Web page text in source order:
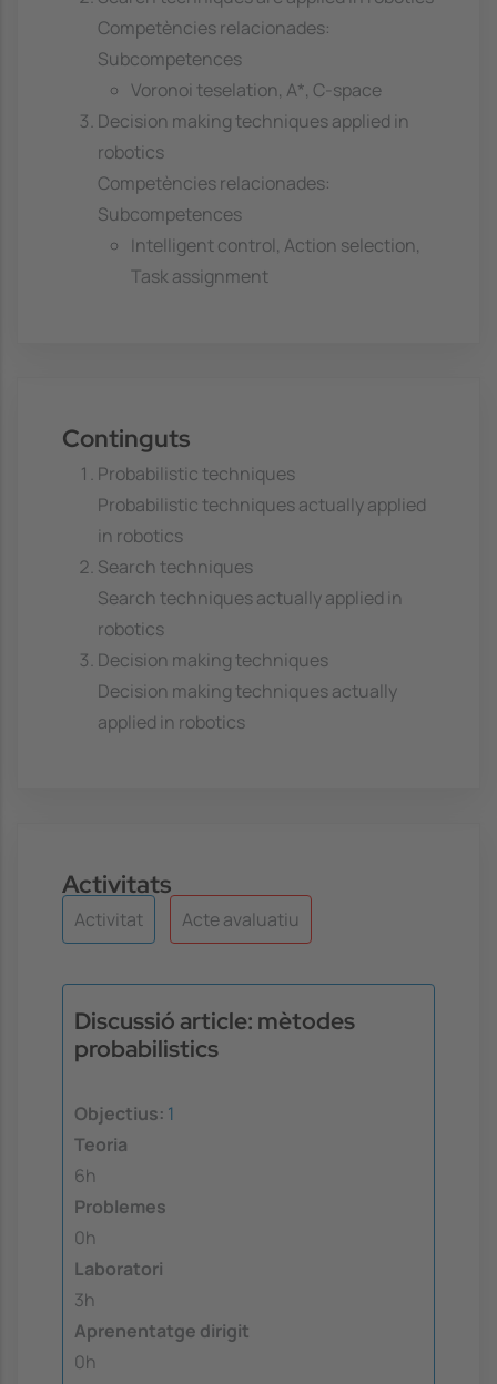
Competències relacionades:
Subcompetences
Voronoi teselation, A*, C-space
Decision making techniques applied in
robotics
Competències relacionades:
Subcompetences
Intelligent control, Action selection,
Task assignment
Continguts
Probabilistic techniques
Probabilistic techniques actually applied
in robotics
Search techniques
Search techniques actually applied in
robotics
Decision making techniques
Decision making techniques actually
applied in robotics
Activitats
Activitat Acte avaluatiu
Discussió article: mètodes
probabilistics
Objectius: 1
Teoria
6h
Problemes
0h
Laboratori
3h
Aprenentatge dirigit
0h